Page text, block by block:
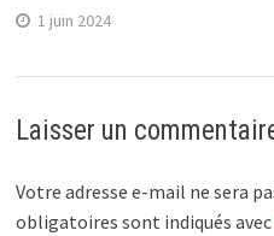
1 juin 2024
Laisser un
Votre adresse e-mail ne sera
obligatoires sont indiqués avec